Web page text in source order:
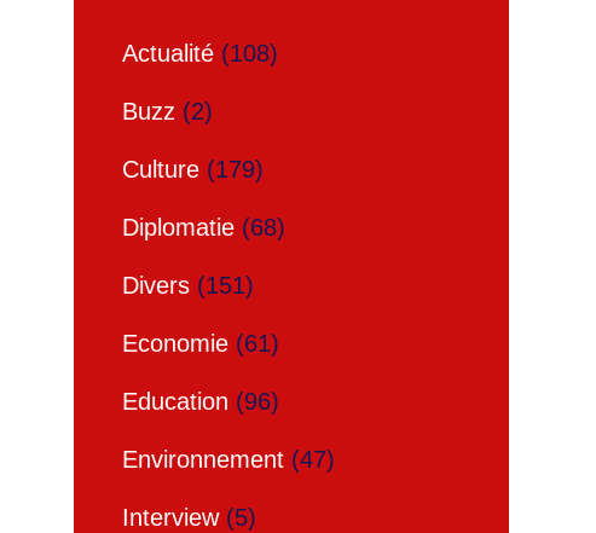
Actualité (108)
Buzz (2)
Culture (179)
Diplomatie (68)
Divers (151)
Economie (61)
Education (96)
Environnement (47)
Interview(5)